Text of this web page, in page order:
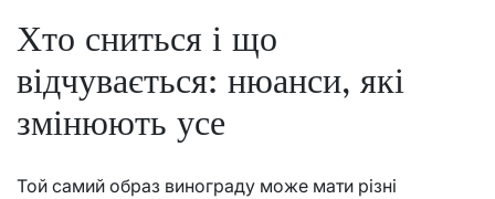
Хто сниться і що
відчувається: нюанси, які
змінюють усе
Той самий образ винограду може мати різні